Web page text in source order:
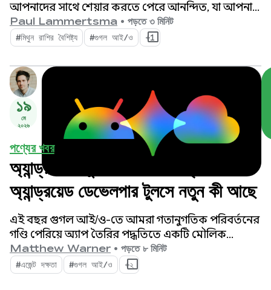
আপনাদের সাথে শেয়ার করতে পেরে আনন্দিত, যা আপনার
কন্টেন্টের সহজলভ্যতা বাড়াবে এবং আপনার অ্যাপকে
ভবিষ্যতের টিভি অভিজ্ঞতার জন্য প্রস্তুত করবে।
Paul Lammertsma • পড়তে ৩ মিনিট
#মিথুন রাশির বৈশিষ্ট্য #গুগল আই/ও +1
১৯
মে
২০২৬
পণ্যের খবর
অ্যান্ড্রয়েড স্টুডিও আই/ও সংস্করণ:
অ্যান্ড্রয়েড ডেভেলপার টুলসে নতুন কী আছে
এই বছর গুগল আই/ও-তে আমরা গতানুগতিক পরিবর্তনের
গণ্ডি পেরিয়ে অ্যাপ তৈরির পদ্ধতিতে একটি মৌলিক
পরিবর্তন আনতে চলেছি। আমাদের নতুন টুলগুলো
এজেন্টিক যুগের জন্য তৈরি করা হয়েছে, যেগুলোর ফিচার
একজন অ্যান্ড্রয়েড ডেভেলপার হিসেবে আপনার
Matthew Warner • পড়তে ৮ মিনিট
#এজেন্ট দক্ষতা #গুগল আই/ও +২